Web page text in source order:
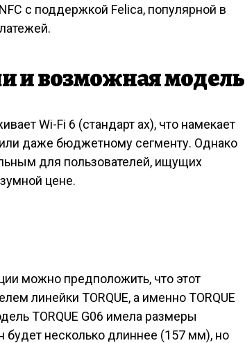
с поддержкой Felica, популярной в
и возможная модель
Wi-Fi 6 (стандарт ax), что намекает
даже бюджетному сегменту. Однако
для пользователей, ищущих
цене.
можно предположить, что этот
линейки TORQUE, а именно TORQUE
TORQUE G06 имела размеры
несколько длиннее (157 мм), но